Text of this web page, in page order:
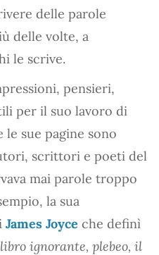
delle parole
delle volte, a
le scrive.
pensieri,
per il suo lavoro di
sue pagine sono
scrittori e poeti del
mai parole troppo
la sua
James Joyce che definì
ignorante, plebeo, il